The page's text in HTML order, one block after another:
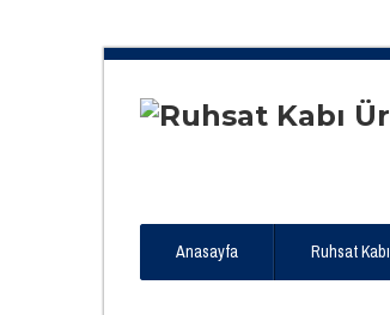
Anasayfa Ruhsat Kabı